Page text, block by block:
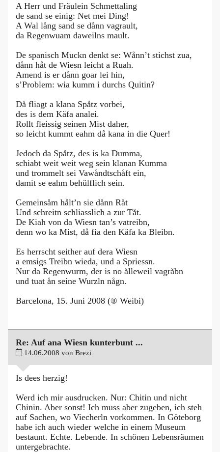
A Herr und Fräulein Schmettaling
de sand se einig: Net mei Ding!
A Wal lång sand se dånn vagrault,
da Regenwuam daweilns mault.
De spanisch Muckn denkt se: Wånn’t stichst zua,
dånn håt de Wiesn leicht a Ruah.
Amend is er dånn goar lei hin,
s’Problem: wia kumm i durchs Quitin?
Då fliagt a klana Spåtz vorbei,
des is dem Käfa analei.
Rollt fleissig seinen Mist daher,
so leicht kummt eahm då kana in die Quer!
Jedoch da Spåtz, des is ka Dumma,
schiabt weit weit weg sein klanan Kumma
und trommelt sei Vawåndtschåft ein,
damit se eahm behülflich sein.
Gemeinsåm hålt’n sie dånn Råt
Und schreitn schliasslich a zur Tåt.
De Kiah von da Wiesn tan’s vatreibn,
denn wo ka Mist, då fia den Käfa ka Bleibn.
Es herrscht seither auf dera Wiesn
a emsigs Treibn wieda, und a Spriessn.
Nur da Regenwurm, der is no ålleweil vagråbn
und tuat ån seine Wurzln någn.
Barcelona, 15. Juni 2008 (® Weibi)
Re: Auf ana Wiesn kunterbunt ...
14.06.2008 von Brezi
Is dees herzig!
Werd ich mir ausdrucken. Nur: Chitin und nicht
Chinin. Aber sonst! Ich muss aber zugeben, ich steh
auf Sachen, wo Viecherln vorkommen. In Göteborg
habe ich auch wieder welche in einem Museum
bestaunt. Echte. Lebende. In schönen Lebensräumen
untergebrachte.